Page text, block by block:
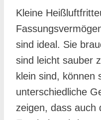
Kleine
sind ideal. Sie
sind leicht sauber
klein sind, können
unterschiedliche
zeigen, dass auch